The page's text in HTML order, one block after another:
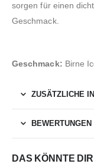
sorgen für einen
Geschmack.
Geschmack: Birne
ZUSÄTZLICHE
BEWERTUNGEN
DAS KÖNNTE